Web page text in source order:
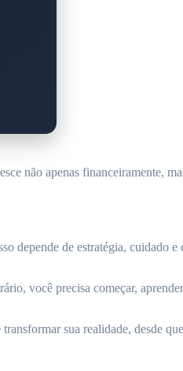
não apenas financeiramente,
depende de estratégia, cuidado e
você precisa começar,
sua realidade, desde